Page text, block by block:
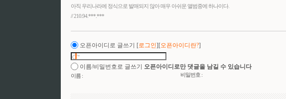
아직 우리나라에 정식으로 발매되지 않아 매우 아쉬운 앨범중에 하나이다.
// 210.94.***.***
오픈아이디로 글쓰기 [로그인][오픈아이디란?]
이름/비밀번호로 글쓰기 오픈아이디로만 댓글을 남길 수 있습니다
이름 : 비밀번호 :